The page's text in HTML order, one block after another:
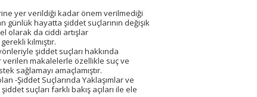
yer verildiği kadar önem verilmediği
hayatta şiddet suçlarının değişik
olarak da ciddi artışlar
kılmıştır.
şiddet suçları hakkında
verilen makalelerle özellikle suç ve
sağlamayı amaçlamıştır.
-Şiddet Suçlarında Yaklaşımlar ve
suçları farklı bakış açıları ile ele